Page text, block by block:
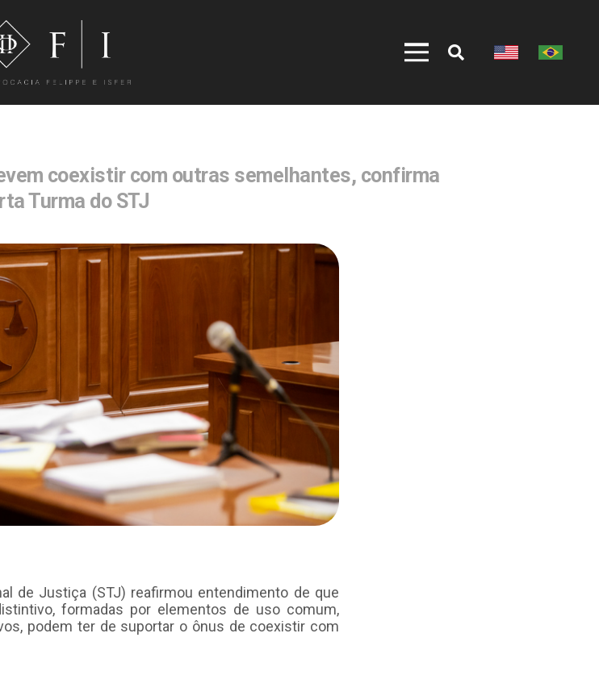
coexistir com outras semelhantes, confirma
Turma do STJ
de Justiça (STJ) reafirmou entendimento de que
formadas por elementos de uso comum,
podem ter de suportar o ônus de coexistir com